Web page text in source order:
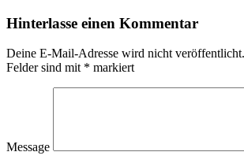
Hinterlasse einen Kommentar
Deine E-Mail-Adresse wird nicht veröffentlicht.
Felder sind mit * markiert
Message